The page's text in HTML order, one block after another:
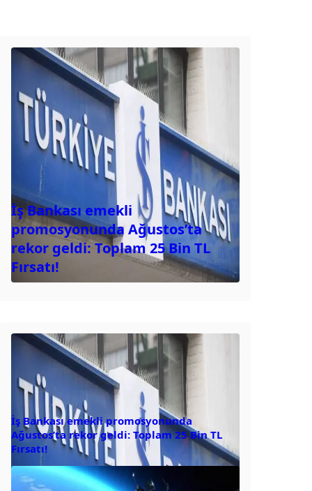
İş Bankası emekli
promosyonunda Ağustos’ta
rekor geldi: Toplam 25 Bin TL
Fırsatı!
İş Bankası emekli promosyonunda
Ağustos’ta rekor geldi: Toplam 25 Bin TL
Fırsatı!